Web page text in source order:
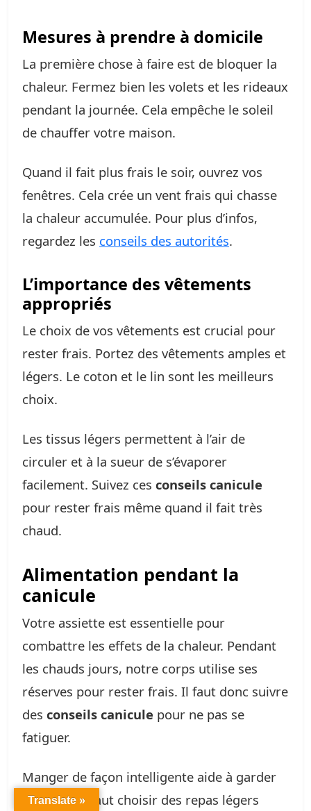
Mesures à prendre à domicile
La première chose à faire est de bloquer la
chaleur. Fermez bien les volets et les rideaux
pendant la journée. Cela empêche le soleil
de chauffer votre maison.
Quand il fait plus frais le soir, ouvrez vos
fenêtres. Cela crée un vent frais qui chasse
la chaleur accumulée. Pour plus d’infos,
regardez les conseils des autorités.
L’importance des vêtements
appropriés
Le choix de vos vêtements est crucial pour
rester frais. Portez des vêtements amples et
légers. Le coton et le lin sont les meilleurs
choix.
Les tissus légers permettent à l’air de
circuler et à la sueur de s’évaporer
facilement. Suivez ces conseils canicule
pour rester frais même quand il fait très
chaud.
Alimentation pendant la
canicule
Votre assiette est essentielle pour
combattre les effets de la chaleur. Pendant
les chauds jours, notre corps utilise ses
réserves pour rester frais. Il faut donc suivre
des conseils canicule pour ne pas se
fatiguer.
Manger de façon intelligente aide à garder
l’énergie. Il faut choisir des repas légers
Translate »